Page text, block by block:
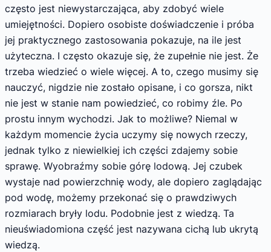
często jest niewystarczająca, aby zdobyć wiele
umiejętności. Dopiero osobiste doświadczenie i próba
jej praktycznego zastosowania pokazuje, na ile jest
użyteczna. I często okazuje się, że zupełnie nie jest. Że
trzeba wiedzieć o wiele więcej. A to, czego musimy się
nauczyć, nigdzie nie zostało opisane, i co gorsza, nikt
nie jest w stanie nam powiedzieć, co robimy źle. Po
prostu innym wychodzi. Jak to możliwe? Niemal w
każdym momencie życia uczymy się nowych rzeczy,
jednak tylko z niewielkiej ich części zdajemy sobie
sprawę. Wyobraźmy sobie górę lodową. Jej czubek
wystaje nad powierzchnię wody, ale dopiero zaglądając
pod wodę, możemy przekonać się o prawdziwych
rozmiarach bryły lodu. Podobnie jest z wiedzą. Ta
nieuświadomiona część jest nazywana cichą lub ukrytą
wiedzą.